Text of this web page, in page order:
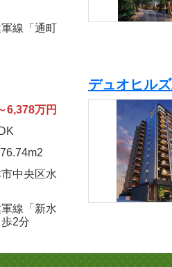
線「通町
6,378万円
2
中央区水
線「新水
2分
デュオヒル